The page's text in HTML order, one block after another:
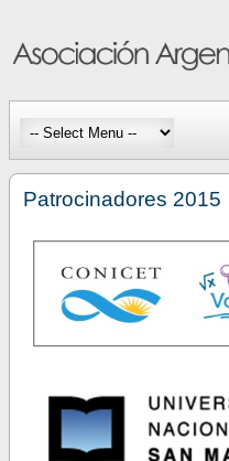
Patrocinadores 2015